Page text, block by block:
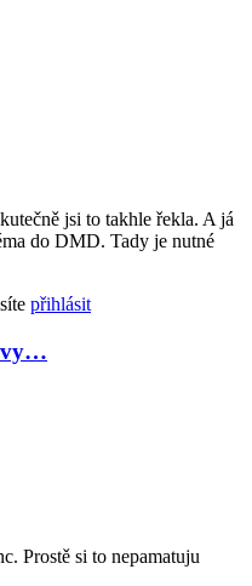
jsi to takhle řekla. A já
do DMD. Tady je nutné
přihlásit
Prostě si to nepamatuju